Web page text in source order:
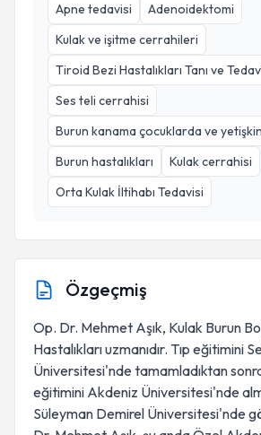
Apne tedavisi
Adenoidektomi
Kulak ve işitme cerrahileri
Tiroid Bezi Hastalıkları Tanı ve
Ses teli cerrahisi
Burun kanama çocuklarda ve
Burun hastalıkları
Kulak cerrahisi
Orta Kulak İltihabı Tedavisi
Özgeçmiş
Op. Dr. Mehmet Aşık, Kulak Burun
Hastalıkları uzmanıdır. Tıp eğitimini
Üniversitesi'nde tamamladıktan
eğitimini Akdeniz Üniversitesi'nde
Süleyman Demirel Üniversitesi'nde